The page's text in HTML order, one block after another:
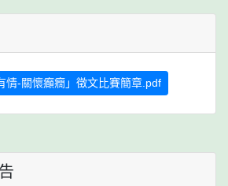
情-關懷癲癇」徵文比賽簡章.pdf